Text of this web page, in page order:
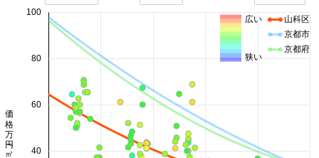
40
60
80
100
価格 万円/㎡
山科区
京都市
京都府
広い
狭い